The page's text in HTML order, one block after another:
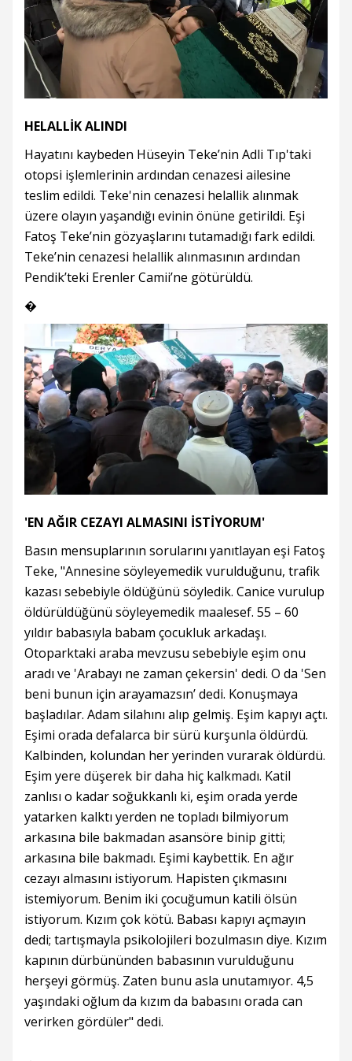
HELALLİK ALINDI
Hayatını kaybeden Hüseyin Teke’nin Adli Tıp'taki
otopsi işlemlerinin ardından cenazesi ailesine
teslim edildi. Teke'nin cenazesi helallik alınmak
üzere olayın yaşandığı evinin önüne getirildi. Eşi
Fatoş Teke’nin gözyaşlarını tutamadığı fark edildi.
Teke’nin cenazesi helallik alınmasının ardından
Pendik’teki Erenler Camii’ne götürüldü.
�
'EN AĞIR CEZAYI ALMASINI İSTİYORUM'
Basın mensuplarının sorularını yanıtlayan eşi Fatoş
Teke, "Annesine söyleyemedik vurulduğunu, trafik
kazası sebebiyle öldüğünü söyledik. Canice vurulup
öldürüldüğünü söyleyemedik maalesef. 55 – 60
yıldır babasıyla babam çocukluk arkadaşı.
Otoparktaki araba mevzusu sebebiyle eşim onu
aradı ve 'Arabayı ne zaman çekersin' dedi. O da 'Sen
beni bunun için arayamazsın’ dedi. Konuşmaya
başladılar. Adam silahını alıp gelmiş. Eşim kapıyı açtı.
Eşimi orada defalarca bir sürü kurşunla öldürdü.
Kalbinden, kolundan her yerinden vurarak öldürdü.
Eşim yere düşerek bir daha hiç kalkmadı. Katil
zanlısı o kadar soğukkanlı ki, eşim orada yerde
yatarken kalktı yerden ne topladı bilmiyorum
arkasına bile bakmadan asansöre binip gitti;
arkasına bile bakmadı. Eşimi kaybettik. En ağır
cezayı almasını istiyorum. Hapisten çıkmasını
istemiyorum. Benim iki çocuğumun katili ölsün
istiyorum. Kızım çok kötü. Babası kapıyı açmayın
dedi; tartışmayla psikolojileri bozulmasın diye. Kızım
kapının dürbününden babasının vurulduğunu
herşeyi görmüş. Zaten bunu asla unutamıyor. 4,5
yaşındaki oğlum da kızım da babasını orada can
verirken gördüler" dedi.